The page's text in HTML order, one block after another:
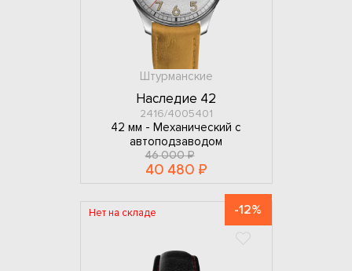
Штурманские
Наследие 42
2416/4005401
42 мм - Механический с
автоподзаводом
46 000 ₽
40 480 ₽
Нет на складе -12%